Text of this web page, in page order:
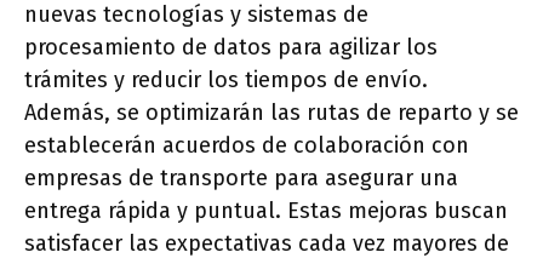
nuevas tecnologías y sistemas de
procesamiento de datos para agilizar los
trámites y reducir los tiempos de envío.
Además, se optimizarán las rutas de reparto y se
establecerán acuerdos de colaboración con
empresas de transporte para asegurar una
entrega rápida y puntual. Estas mejoras buscan
satisfacer las expectativas cada vez mayores de